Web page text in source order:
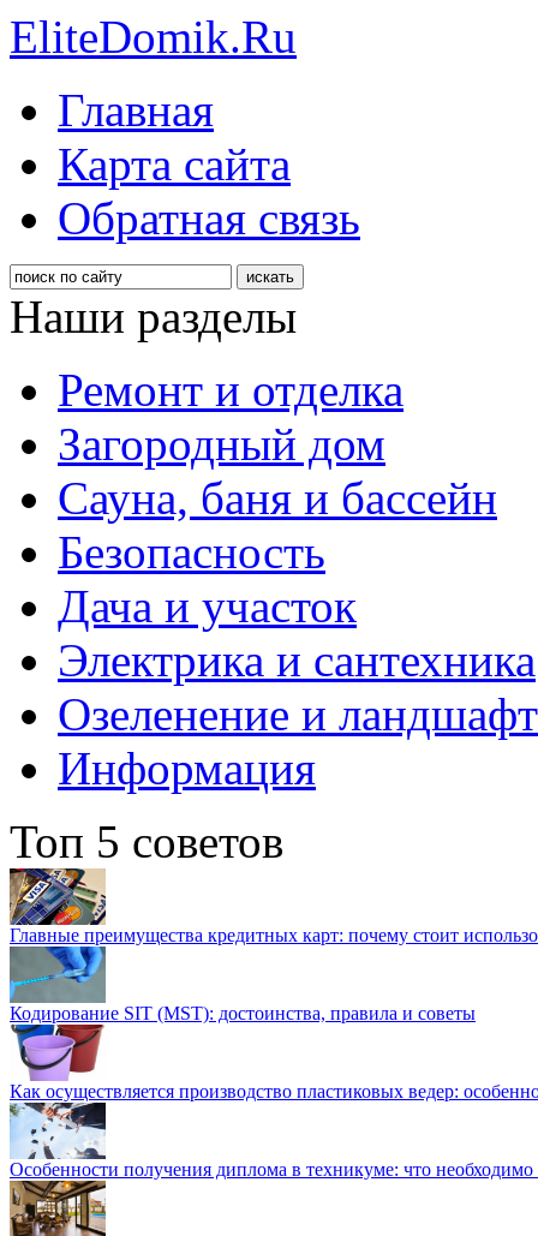
EliteDomik.Ru
Главная
Карта сайта
Обратная связь
Наши разделы
Ремонт и отделка
Загородный дом
Сауна, баня и бассейн
Безопасность
Дача и участок
Электрика и сантехника
Озеленение и
Информация
Топ 5 советов
Главные преимущества кредитных карт: почему стоит
Кодирование SIT (MST): достоинства, правила и советы
Как осуществляется производство пластиковых ведер:
Особенности получения диплома в техникуме: что необходимо